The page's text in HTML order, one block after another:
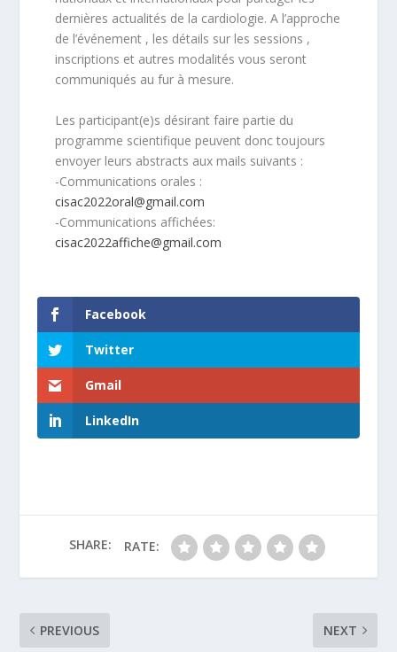
dernières actualités de la cardiologie. A l’approche
de l’événement , les détails sur les sessions ,
inscriptions et autres modalités vous seront
communiqués au fur à mesure.
Les participant(e)s désirant faire partie du
programme scientifique peuvent donc toujours
envoyer leurs abstracts aux mails suivants :
-Communications orales :
cisac2022oral@gmail.com
-Communications affichées:
cisac2022affiche@gmail.com
Facebook
Twitter
Gmail
LinkedIn
SHARE: RATE:
PREVIOUS NEXT